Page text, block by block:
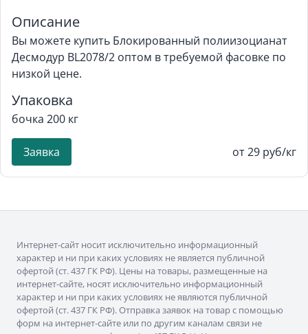
Описание
Вы можете купить Блокированный полиизоцианат
Десмодур BL2078/2 оптом в требуемой фасовке по
низкой цене.
Упаковка
бочка 200 кг
Заявка от 29 руб/кг
Интернет-сайт носит исключительно информационный
характер и ни при каких условиях не является публичной
офертой (ст. 437 ГК РФ). Цены на товары, размещенные на
интернет-сайте, носят исключительно информационный
характер и ни при каких условиях не являются публичной
офертой (ст. 437 ГК РФ). Отправка заявок на товар с помощью
форм на интернет-сайте или по другим каналам связи не